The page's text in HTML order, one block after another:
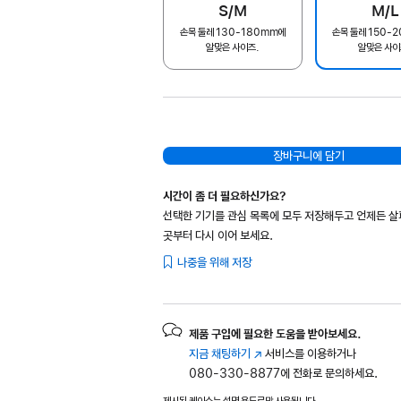
S/M
손목 둘레 130-180mm에
알맞은 사이즈.
M/L
손목 둘레 150-
알맞은 사이
장바구니에 담기
시간이 좀 더 필요하신가요?
선택한 기기를 관심 목록에 모두 저장해두고 언제든 살
곳부터 다시 이어 보세요.
나중을 위해 저장
제품 구입에 필요한 도움을 받아보세요.
지금 채팅하기 (새
창에서
열림)
서비스를 이용하거나
080-330-8877에 전화로 문의하세요.